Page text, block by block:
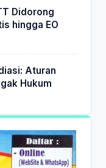
Didorong
hingga EO
Aturan
Hukum